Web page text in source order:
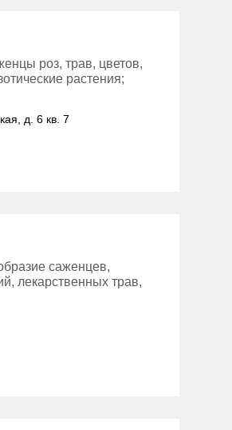
роз, трав, цветов,
растения;
д. 6 кв. 7
саженцев,
лекарственных трав,